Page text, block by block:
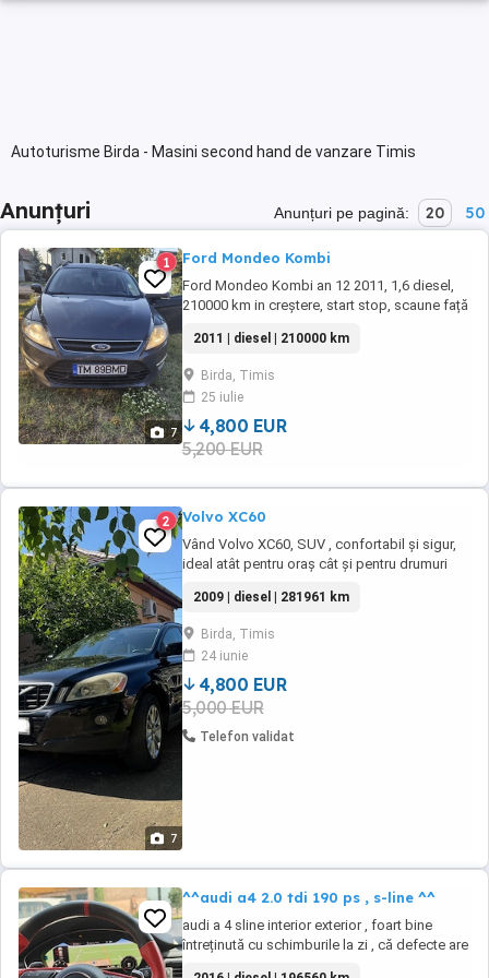
Autoturisme Birda - Masini second hand de vanzare Timis
Anunțuri Anunțuri pe pagină: 20 50
7
1 Ford Mondeo Kombi
Ford Mondeo Kombi an 12 2011, 1,6 diesel,
210000 km in creștere, start stop, scaune față
senzori parcare fața spate, pilot automat,
isofix s.a.
2011 | diesel | 210000 km
Birda, Timis
25 iulie
4,800 EUR
5,200 EUR
7
2 Volvo XC60
Vând Volvo XC60, SUV , confortabil și sigur,
ideal atât pentru oraș cât și pentru drumuri
estetic.Model Volvo XC60 cu cutie automata
,an fabricatie 2009,tractiune AWD
4X4,CULOARE NEGRU. Masina functioneaza
foarte bine, fara probleme tehnice.
2009 | diesel | 281961 km
Birda, Timis
24 iunie
4,800 EUR
5,000 EUR
Telefon validat
^^audi a4 2.0 tdi 190 ps , s-line ^^
audi a 4 sline interior exterior , foart bine
întreținută cu schimburile la zi , că defecte are